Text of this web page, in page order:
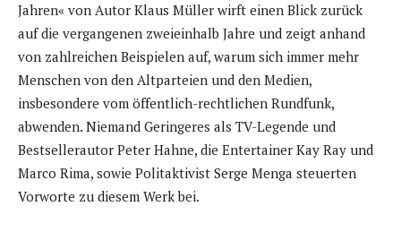
Jahren« von Autor Klaus Müller wirft einen Blick zurück
auf die vergangenen zweieinhalb Jahre und zeigt anhand
von zahlreichen Beispielen auf, warum sich immer mehr
Menschen von den Altparteien und den Medien,
insbesondere vom öffentlich-rechtlichen Rundfunk,
abwenden. Niemand Geringeres als TV-Legende und
Bestsellerautor Peter Hahne, die Entertainer Kay Ray und
Marco Rima, sowie Politaktivist Serge Menga steuerten
Vorworte zu diesem Werk bei.